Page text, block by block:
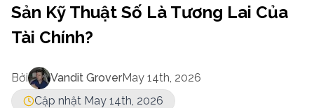
Sản Kỹ Thuật Số Là Tương Lai Của
Tài Chính?
Bởi Vandit GroverMay 14th, 2026
Cập nhật May 14th, 2026